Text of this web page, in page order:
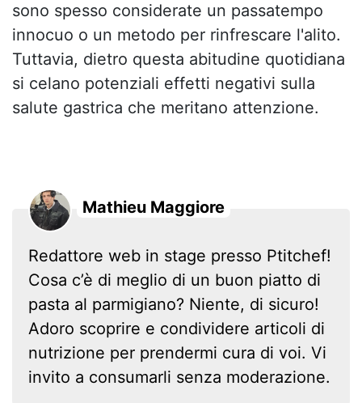
sono spesso considerate un passatempo
innocuo o un metodo per rinfrescare l'alito.
Tuttavia, dietro questa abitudine quotidiana
si celano potenziali effetti negativi sulla
salute gastrica che meritano attenzione.
Mathieu Maggiore
Redattore web in stage presso Ptitchef!
Cosa c’è di meglio di un buon piatto di
pasta al parmigiano? Niente, di sicuro!
Adoro scoprire e condividere articoli di
nutrizione per prendermi cura di voi. Vi
invito a consumarli senza moderazione.